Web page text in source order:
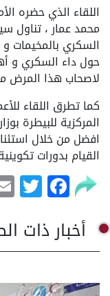
اللقاء الذي حضره
محمد عمار ، تناول
السكري بالمخيمات
حول داء السكري و
لاصحاب هذا المرض
كما تطرق اللقاء
المركزية للبيطرة
افضل من خلال
القيام بدورات
أخبار ذات